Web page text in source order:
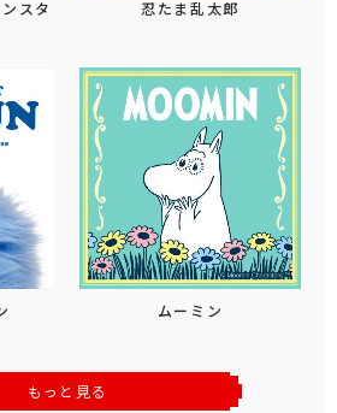
スタ
忍たま乱太郎
ムーミン
もっと見る